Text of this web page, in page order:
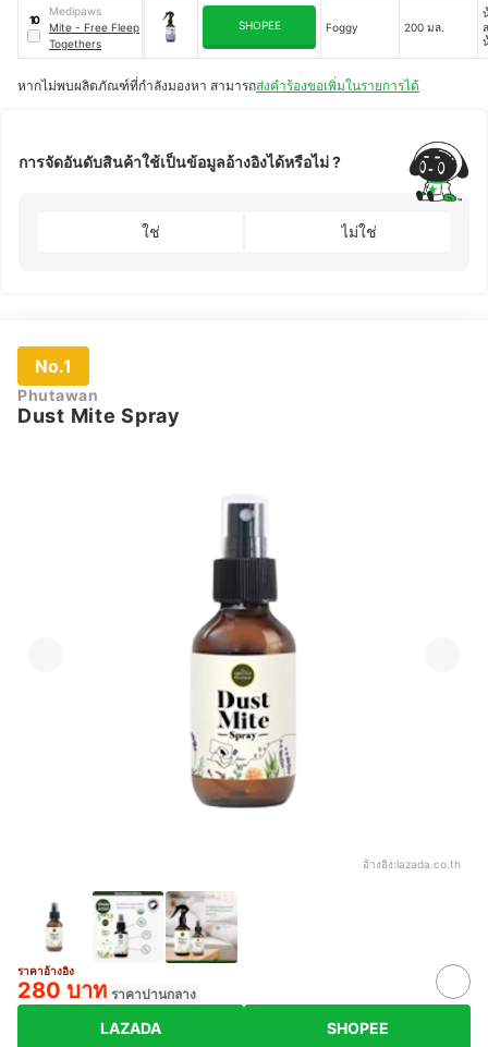
10
Medipaws
Mite - Free Fleep
Togethers
SHOPEE Foggy 200 มล.
หากไม่พบผลิตภัณฑ์ที่กำลังมองหา สามารถส่งคำร้องขอเพิ่มในรายการได้
การจัดอันดับสินค้าใช้เป็นข้อมูลอ้างอิงได้หรือไม่ ?
ใช่ ไม่ใช่
No.1
Phutawan
Dust Mite Spray
อ้างอิง:lazada.co.th
ราคาอ้างอิง
280 บาท ราคาปานกลาง
LAZADA SHOPEE